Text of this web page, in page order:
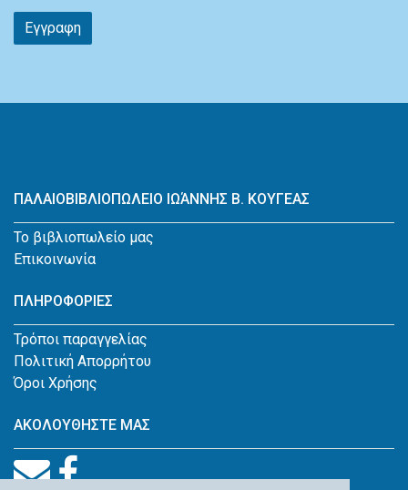
Εγγραφη
ΠΑΛΑΙΟΒΙΒΛΙΟΠΩΛΕΙΟ ΙΩΆΝΝΗΣ Β. ΚΟΥΓΕΑΣ
Το βιβλιοπωλείο μας
Επικοινωνία
ΠΛΗΡΟΦΟΡΙΕΣ
Τρόποι παραγγελίας
Πολιτική Απορρήτου
Όροι Χρήσης
ΑΚΟΛΟΥΘΗΣΤΕ ΜΑΣ